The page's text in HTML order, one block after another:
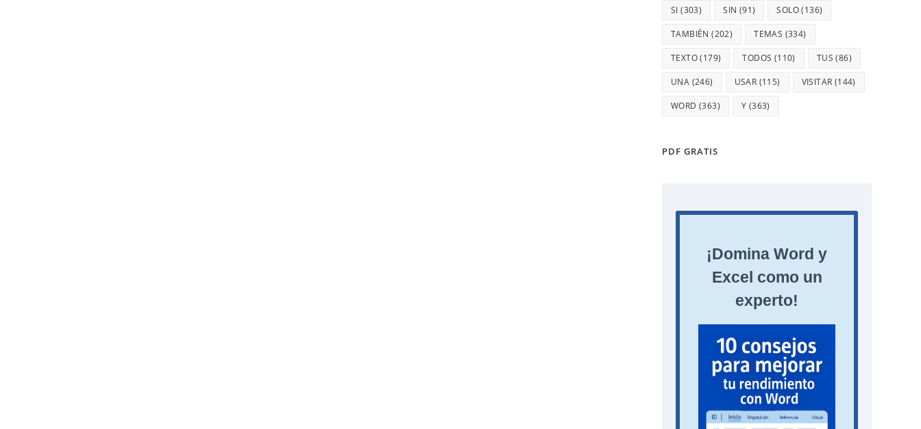
SI (303) SIN (91) SOLO(136)
TAMBIÉN (202) TEMAS (334)
TEXTO(179) TODOS (110) TUS (86)
UNA (246) USAR (115) VISITAR (144)
WORD (363) Y (363)
PDF GRATIS